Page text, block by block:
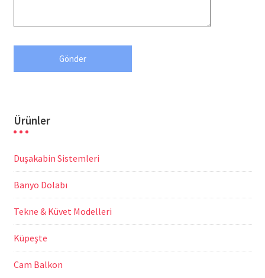
Ürünler
Duşakabin Sistemleri
Banyo Dolabı
Tekne & Küvet Modelleri
Küpeşte
Cam Balkon